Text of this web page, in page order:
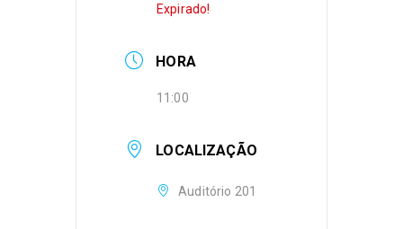
Expirado!
HORA
11:00
LOCALIZAÇÃO
Auditório 201